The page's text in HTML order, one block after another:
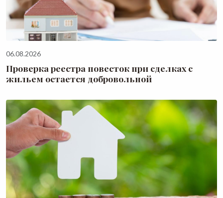
06.08.2026
Проверка реестра повесток при сделках с
жильем остается добровольной